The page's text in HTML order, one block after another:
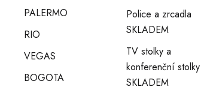
PALERMO
RIO
VEGAS
BOGOTA
Police a zrcadla
SKLADEM
TV stolky a
konferenční stolky
SKLADEM